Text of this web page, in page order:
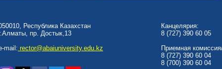
Республика Казахстан
пр. Достык,13
mail: rector@abaiuniversity.edu.kz
Канцелярия:
8 (727) 390 60 05
Приемная
8 (727) 390 60 04
8 (700) 390 60 04